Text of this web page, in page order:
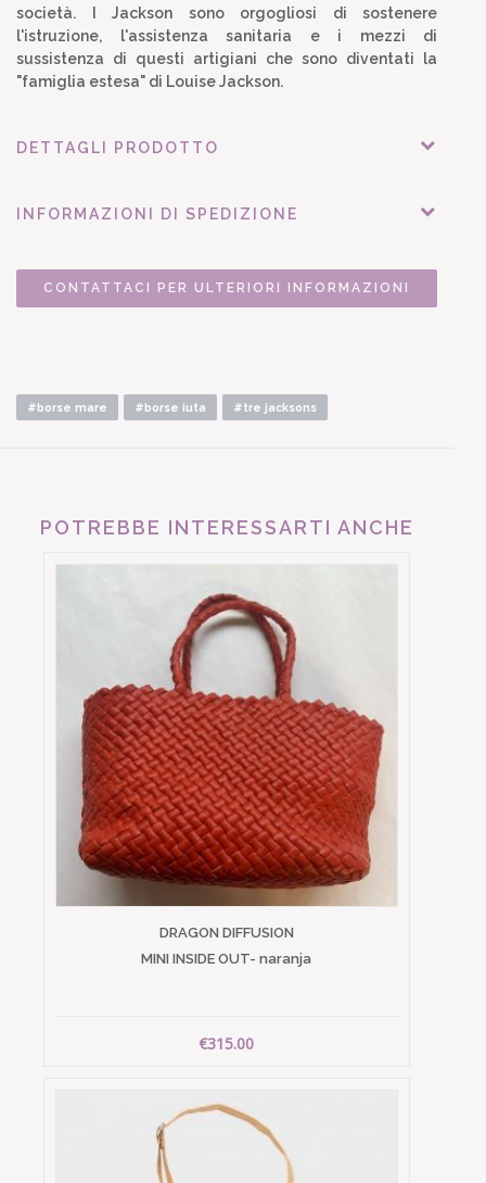
società. I Jackson sono orgogliosi di sostenere
l'istruzione, l'assistenza sanitaria e i mezzi di
sussistenza di questi artigiani che sono diventati la
"famiglia estesa" di Louise Jackson.
DETTAGLI PRODOTTO
INFORMAZIONI DI SPEDIZIONE
CONTATTACI PER ULTERIORI INFORMAZIONI
#borse mare #borse iuta #tre jacksons
POTREBBE INTERESSARTI ANCHE
DRAGON DIFFUSION
MINI INSIDE OUT- naranja
€315.00